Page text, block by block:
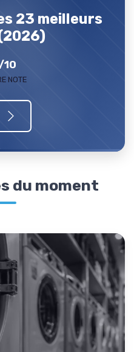
23 meilleurs
10
NOTE
du moment